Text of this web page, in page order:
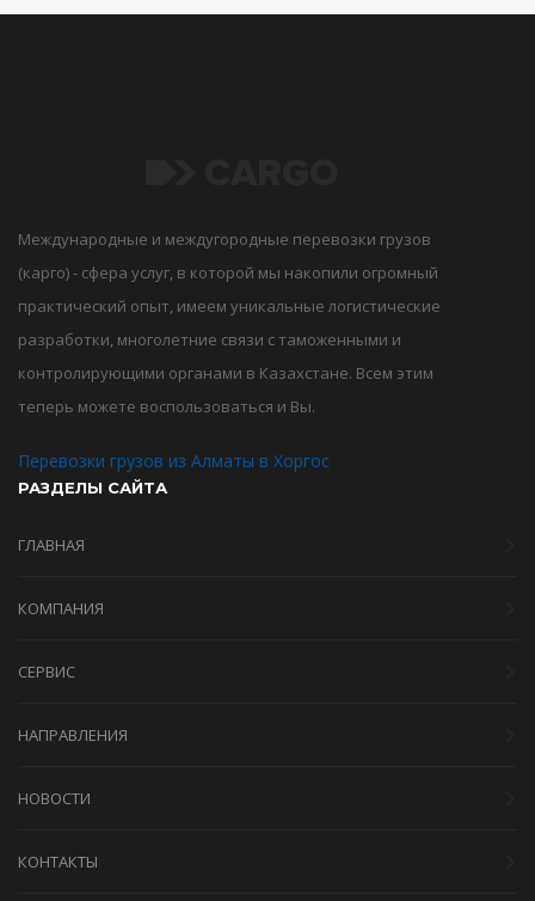
Международные и междугородные перевозки грузов
(карго) - сфера услуг, в которой мы накопили огромный
практический опыт, имеем уникальные логистические
разработки, многолетние связи с таможенными и
контролирующими органами в Казахстане. Всем этим
теперь можете воспользоваться и Вы.
Перевозки грузов из Алматы в Хоргос
РАЗДЕЛЫ САЙТА
ГЛАВНАЯ
КОМПАНИЯ
СЕРВИС
НАПРАВЛЕНИЯ
НОВОСТИ
КОНТАКТЫ